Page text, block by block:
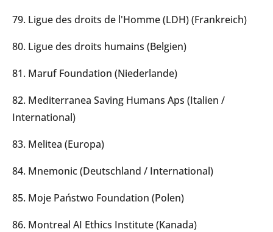
79. Ligue des droits de l'Homme (LDH) (Frankreich)
80. Ligue des droits humains (Belgien)
81. Maruf Foundation (Niederlande)
82. Mediterranea Saving Humans Aps (Italien /
International)
83. Melitea (Europa)
84. Mnemonic (Deutschland / International)
85. Moje Państwo Foundation (Polen)
86. Montreal AI Ethics Institute (Kanada)